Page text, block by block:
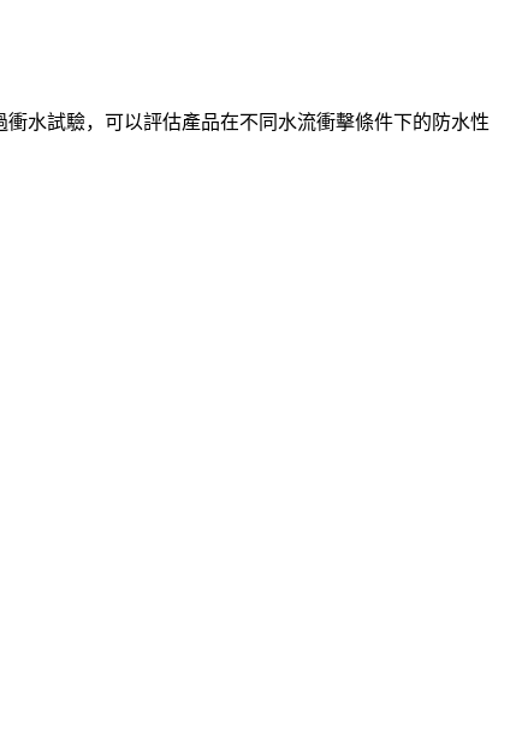
水試驗，可以評估產品在不同水流衝擊條件下的防水性